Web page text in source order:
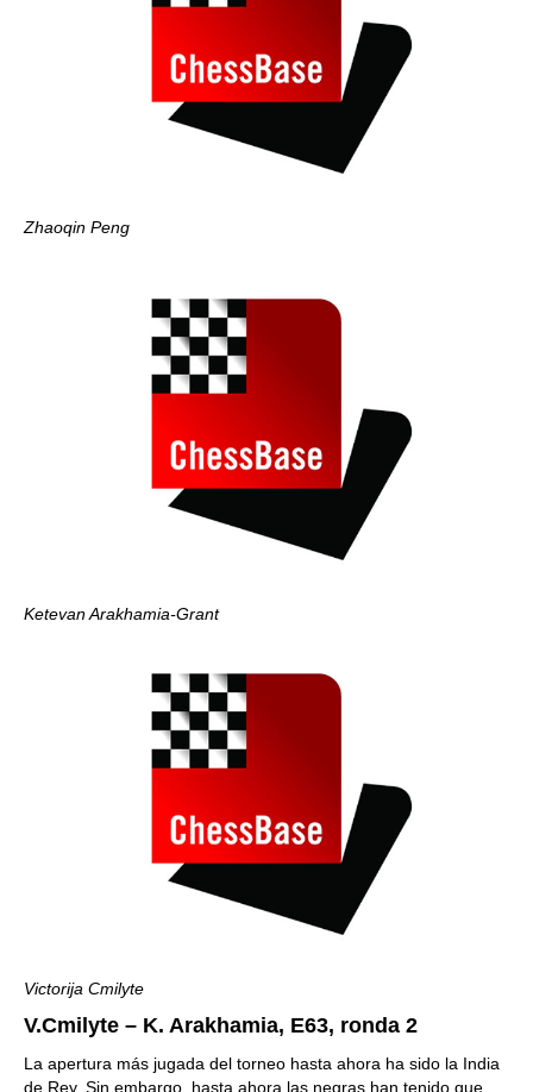
Zhaoqin Peng
Ketevan Arakhamia-Grant
Victorija Cmilyte
V.Cmilyte – K. Arakhamia, Е63, ronda 2
La apertura más jugada del torneo hasta ahora ha sido la India
de Rey. Sin embargo, hasta ahora las negras han tenido que